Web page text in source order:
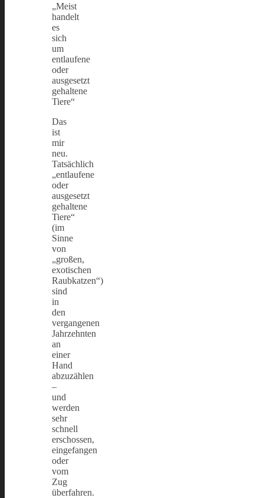
„Meist
handelt
es
sich
um
entlaufene
oder
ausgesetzt
gehaltene
Tiere“
Das
ist
mir
neu.
Tatsächlich
„entlaufene
oder
ausgesetzt
gehaltene
Tiere“
(im
Sinne
von
„großen,
exotischen
Raubkatzen“)
sind
in
den
vergangenen
Jahrzehnten
an
einer
Hand
abzuzählen
–
und
werden
sehr
schnell
erschossen,
eingefangen
oder
vom
Zug
überfahren.